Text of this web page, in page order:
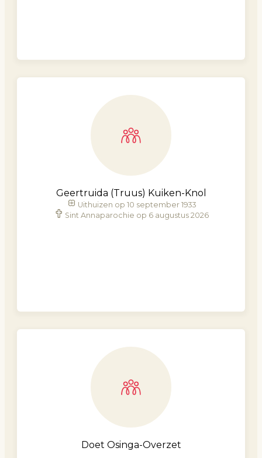
Geertruida (Truus) Kuiken-Knol
Uithuizen op 10 september 1933
Sint Annaparochie op 6 augustus 2026
Doet Osinga-Overzet